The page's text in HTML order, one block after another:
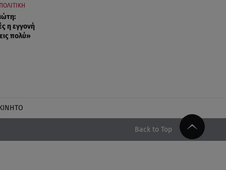
ΠΟΛΙΤΙΚΗ
η εγγονή
πολύ»
Back to Top